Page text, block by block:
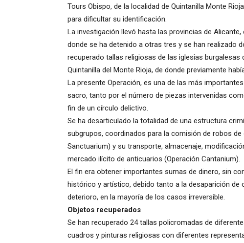
Tours Obispo, de la localidad de Quintanilla Monte
para dificultar su identificación.
La investigación llevó hasta las provincias de
donde se ha detenido a otras tres y se han realizado
recuperado tallas religiosas de las iglesias
Quintanilla del Monte Rioja, de donde previamente
La presente Operación, es una de las más
sacro, tanto por el número de piezas intervenidas
fin de un círculo delictivo.
Se ha desarticulado la totalidad de una estructura
subgrupos, coordinados para la comisión de robos
Sanctuarium) y su transporte, almacenaje,
mercado ilícito de anticuarios (Operación Cantanium).
El fin era obtener importantes sumas de dinero, sin
histórico y artístico, debido tanto a la desaparición
deterioro, en la mayoría de los casos irreversible.
Objetos recuperados
Se han recuperado 24 tallas policromadas de
cuadros y pinturas religiosas con diferentes